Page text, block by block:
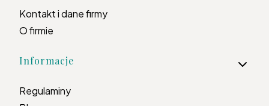
Kontakt i dane firmy
O firmie
Informacje
Regulaminy